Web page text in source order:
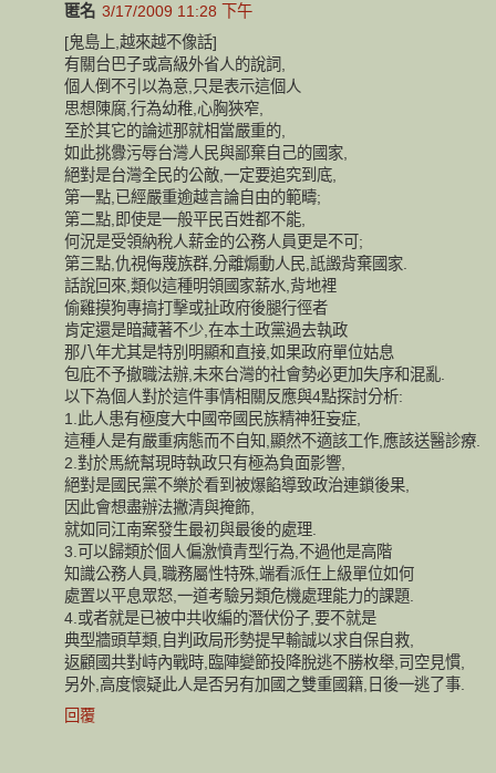
匿名 3/17/2009 11:28 下午
[鬼島上,越來越不像話]
有關台巴子或高級外省人的說詞,
個人倒不引以為意,只是表示這個人
思想陳腐,行為幼稚,心胸狹窄,
至於其它的論述那就相當嚴重的,
如此挑釁污辱台灣人民與鄙棄自己的國家,
絕對是台灣全民的公敵,一定要追究到底,
第一點,已經嚴重逾越言論自由的範疇;
第二點,即使是一般平民百姓都不能,
何況是受領納稅人薪金的公務人員更是不可;
第三點,仇視侮蔑族群,分離煽動人民,詆譭背棄國家.
話說回來,類似這種明領國家薪水,背地裡
偷雞摸狗專搞打擊或扯政府後腿行徑者
肯定還是暗藏著不少,在本土政黨過去執政
那八年尤其是特別明顯和直接,如果政府單位姑息
包庇不予撤職法辦,未來台灣的社會勢必更加失序和混亂.
以下為個人對於這件事情相關反應與4點探討分析:
1.此人患有極度大中國帝國民族精神狂妄症,
這種人是有嚴重病態而不自知,顯然不適該工作,應該送醫診療.
2.對於馬統幫現時執政只有極為負面影響,
絕對是國民黨不樂於看到被爆餡導致政治連鎖後果,
因此會想盡辦法撇清與掩飾,
就如同江南案發生最初與最後的處理.
3.可以歸類於個人偏激憤青型行為,不過他是高階
知識公務人員,職務屬性特殊,端看派任上級單位如何
處置以平息眾怒,一道考驗另類危機處理能力的課題.
4.或者就是已被中共收編的潛伏份子,要不就是
典型牆頭草類,自判政局形勢提早輸誠以求自保自救,
返顧國共對峙內戰時,臨陣變節投降脫逃不勝枚舉,司空見慣,
另外,高度懷疑此人是否另有加國之雙重國籍,日後一逃了事.
回覆